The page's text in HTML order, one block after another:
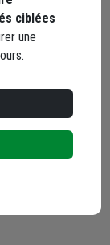
ciblées
une